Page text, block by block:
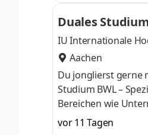
Numerus clausus
praxisnahen
Duales
IU Internationale
Aachen
Du jonglierst gerne
Studium BWL –
Bereichen wie
Finanzexpertin. Du
Deine
vor 11 Tagen